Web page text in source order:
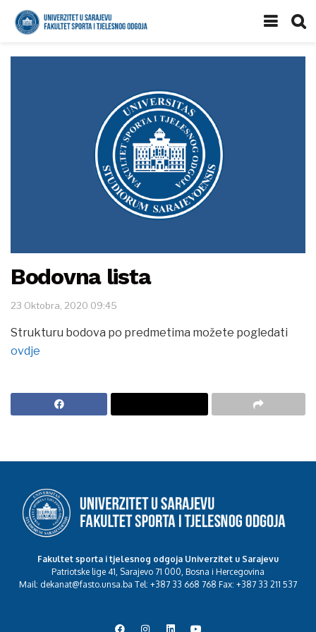
Bodovna lista
23 Oktobra, 2020 09:45
Strukturu bodova po predmetima možete pogledati
ovdje
Fakultet sporta i tjelesnog odgoja Univerzitet u Sarajevu
Patriotske lige 41, Sarajevo 71 000, Bosna i Hercegovina
Mail: dekanat@fasto.unsa.ba Tel: +387 33 668 768 Fax: +387 33 211 537